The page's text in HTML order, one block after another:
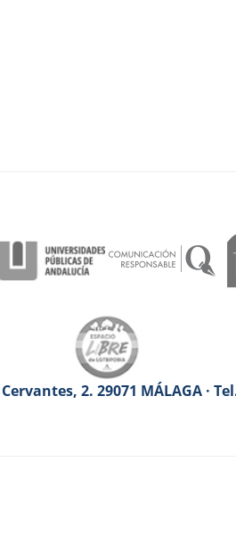
2. 29071 MÁLAGA ·